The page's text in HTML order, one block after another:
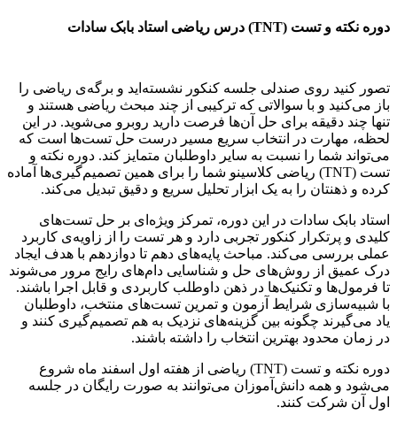
دوره نکته و تست (TNT) درس ریاضی استاد بابک سادات
تصور کنید روی صندلی جلسه کنکور نشسته‌اید و برگه‌ی ریاضی را
باز می‌کنید و با سوالاتی که ترکیبی از چند مبحث ریاضی هستند و
تنها چند دقیقه برای حل آن‌ها فرصت دارید روبرو می‌شوید. در این
لحظه، مهارت در انتخاب سریع مسیر درست حل تست‌ها است که
می‌تواند شما را نسبت به سایر داوطلبان متمایز کند. دوره نکته و
تست (TNT) ریاضی کلاسینو شما را برای همین تصمیم‌گیری‌ها آماده
کرده و ذهنتان را به یک ابزار تحلیل سریع و دقیق تبدیل می‌کند.
استاد بابک سادات در این دوره، تمرکز ویژه‌ای بر حل تست‌های
کلیدی و پرتکرار کنکور تجربی دارد و هر تست را از زاویه‌ی کاربرد
عملی بررسی می‌کند. مباحث پایه‌های دهم تا دوازدهم با هدف ایجاد
درک عمیق از روش‌های حل و شناسایی دام‌های رایج مرور می‌شوند
تا فرمول‌ها و تکنیک‌ها در ذهن داوطلب کاربردی و قابل اجرا باشند.
با شبیه‌سازی شرایط آزمون و تمرین تست‌های منتخب، داوطلبان
یاد می‌گیرند چگونه بین گزینه‌های نزدیک به هم تصمیم‌گیری کنند و
در زمان محدود بهترین انتخاب را داشته باشند.
دوره نکته و تست (TNT) ریاضی از هفته اول اسفند ماه شروع
می‌شود و همه دانش‌آموزان می‌توانند به صورت رایگان در جلسه
اول آن شرکت کنند.